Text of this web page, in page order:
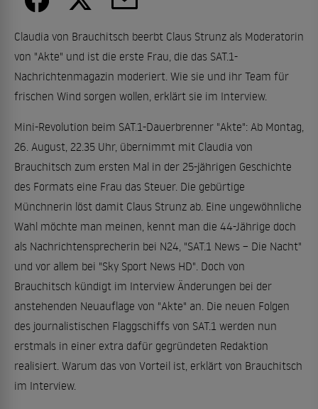
Claudia von Brauchitsch beerbt Claus Strunz als Moderatorin
von "Akte" und ist die erste Frau, die das SAT.1-
Nachrichtenmagazin moderiert. Wie sie und ihr Team für
frischen Wind sorgen wollen, erklärt sie im Interview.
Mini-Revolution beim SAT.1-Dauerbrenner "Akte": Ab Montag,
26. August, 22.35 Uhr, übernimmt mit Claudia von
Brauchitsch zum ersten Mal in der 25-jährigen Geschichte
des Formats eine Frau das Steuer. Die gebürtige
Münchnerin löst damit Claus Strunz ab. Eine ungewöhnliche
Wahl möchte man meinen, kennt man die 44-Jährige doch
als Nachrichtensprecherin bei N24, "SAT.1 News – Die Nacht"
und vor allem bei "Sky Sport News HD". Doch von
Brauchitsch kündigt im Interview Änderungen bei der
anstehenden Neuauflage von "Akte" an. Die neuen Folgen
des journalistischen Flaggschiffs von SAT.1 werden nun
erstmals in einer extra dafür gegründeten Redaktion
realisiert. Warum das von Vorteil ist, erklärt von Brauchitsch
im Interview.